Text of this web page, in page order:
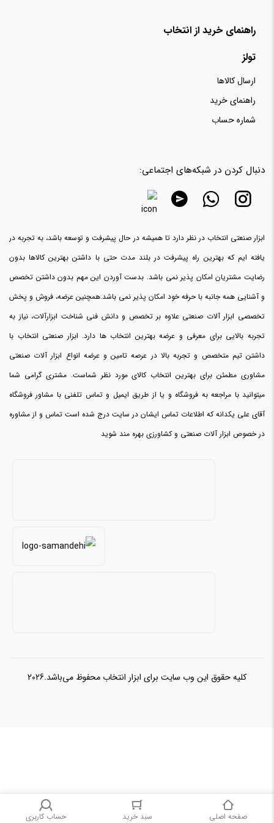
و حفظ جوانی پوست کمک خواهد کرد
دیدگاهی می‌نویسم.
راهنمای خرید از انتخاب
تولز
ارسال کالاها
راهنمای خرید
شماره حساب
دنبال کردن در شبکه‌های اجتماعی:
ابزار صنعتی انتخاب در نظر دارد تا همیشه در حال پیشرفت و توسعه باشد، به تجربه در
یافته ایم که بهترین راه پیشرفت در بلند مدت حتی با داشتن بهترین کالاها بدون
رضایت مشتریان امکان پذیر نمی باشد. بدست آوردن این مهم بدون داشتن تخصص
و آشنایی همه جانبه با حرفه خود امکان پذیر نمی باشد.همچنین عرضه، فروش و پخش
تخصصی ابزار آلات صنعتی علاوه بر تخصص و دانش فنی شناخت ابزارآلات، نیاز به
تجربه بالایی برای معرفی و عرضه بهترین انتخاب ها دارد. ابزار صنعتی انتخاب با
داشتن تیم متخصص و تجربه بالا در عرصه تامین و عرضه انواع ابزار آلات صنعتی
مشاوری مطمئن برای بهترین انتخاب کالای مورد نظر شماست. مشتری گرامی شما
میتوانید با مراجعه به فروشگاه و یا از طریق ایمیل و تماس تلفنی با مشاور فروشگاه
آقای علی یکدانه که اطلاعات تماس ایشان در سایت درج شده است تماس و از مشاوره
در خصوص ابزار آلات صنعتی و کشاورزی بهره مند شوید
کلیه حقوق این وب سایت برای ابزار انتخاب محفوظ می‌باشد.2026
صفحه اصلی سبد خرید حساب کاربری